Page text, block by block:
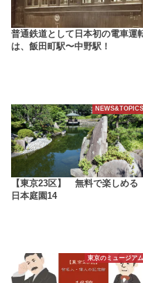
普通鉄道として日本初の電車運
は、飯田町駅〜中野駅！
NEWS&TOPICS
【東京23区】 無料で楽しめる
日本庭園14
東京のミュージアム